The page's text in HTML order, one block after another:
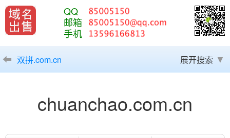
QQ
邮箱
手机
双拼.com.cn 展开搜索
chuanchao.com.cn